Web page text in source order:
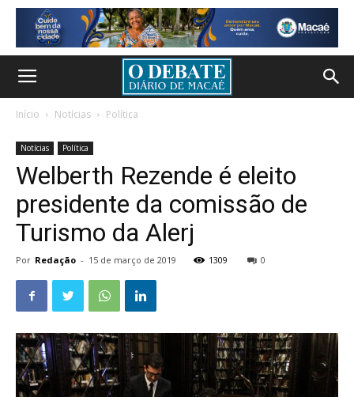
Início Notícias Política
Notícias Política
Welberth Rezende é eleito
presidente da comissão de
Turismo da Alerj
Por Redação - 15 de março de 2019 1309 0